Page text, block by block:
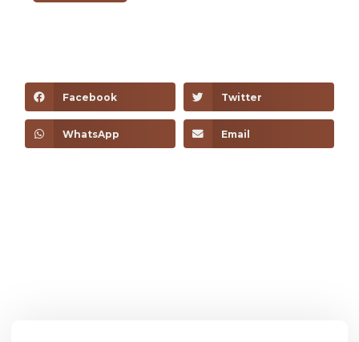
Facebook Twitter
WhatsApp Email